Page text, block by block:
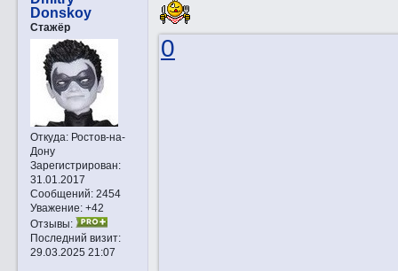
Donskoy
Стажёр
Откуда:Ростов-на-
Дону
Зарегистрирован:
31.01.2017
Сообщений:2454
Уважение: +42
Отзывы:
Последний визит:
29.03.2025 21:07
0